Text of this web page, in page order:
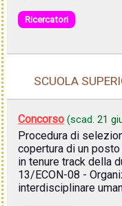
Ricercatori
SCUOLA
Concorso (scad. 21
Procedura di
copertura di un
in tenure track della
13/ECON-08 -
interdisciplinare